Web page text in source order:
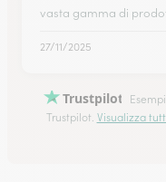
vasta gamma di
27/11/2025
Trustpilot
Trustpilot. Visualizza